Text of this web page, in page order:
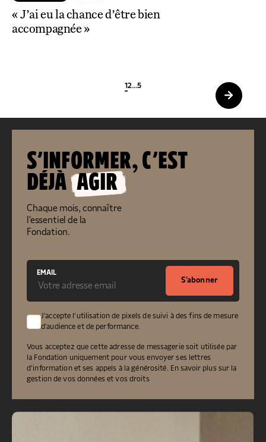
« J’ai eu la chance d’être bien
accompagnée »
12…5
S’INFORMER, C’EST
DÉJÀ AGIR
Chaque mois, connaître
l'essentiel de la
Fondation.
EMAIL
S'abonner
J'accepte l'utilisation de pixels de suivi à des fins de mesure
d'audience et de performance.
Vous acceptez que cette adresse de messagerie soit utilisée par
la Fondation uniquement pour vous envoyer ses lettres
d’information et ses appels à la générosité. En savoir plus sur la
gestion de vos données et vos droits